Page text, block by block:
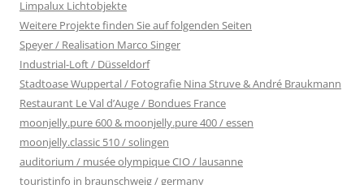
Limpalux Lichtobjekte
Weitere Projekte finden Sie auf folgenden Seiten
Speyer / Realisation Marco Singer
Industrial-Loft / Düsseldorf
Stadtoase Wuppertal / Fotografie Nina Struve & André Braukmann
Restaurant Le Val d’Auge / Bondues France
moonjelly.pure 600 & moonjelly.pure 400 / essen
moonjelly.classic 510 / solingen
auditorium / musée olympique CIO / lausanne
touristinfo in braunschweig / germany